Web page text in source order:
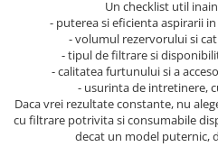
Un checklist util
- puterea si eficienta aspirarii
- volumul rezervorului si
- tipul de filtrare si
- calitatea furtunului si a
- usurinta de intretinere,
Daca vrei rezultate constante, nu
cu filtrare potrivita si consumabile
decat un model puternic,